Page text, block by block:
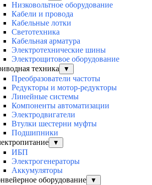
Низковольтное оборудование
Кабели и провода
Кабельные лотки
Светотехника
Кабельная арматура
Электротехнические шины
Электрощитовое оборудование
техника
▼
Преобразователи частоты
Редукторы и мотор-редукторы
Линейные системы
Компоненты автоматизации
Электродвигатели
Втулки шестерни муфты
Подшипники
▼
ИБП
Электрогенераторы
Аккумуляторы
оборудование
▼